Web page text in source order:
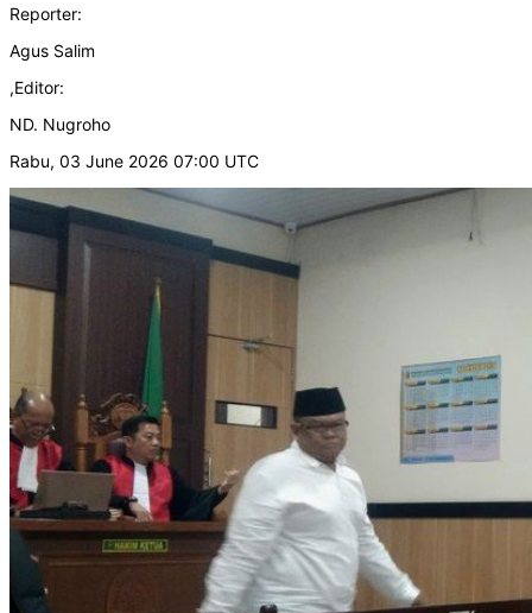
Reporter:
Agus Salim
,Editor:
ND. Nugroho
Rabu, 03 June 2026 07:00 UTC